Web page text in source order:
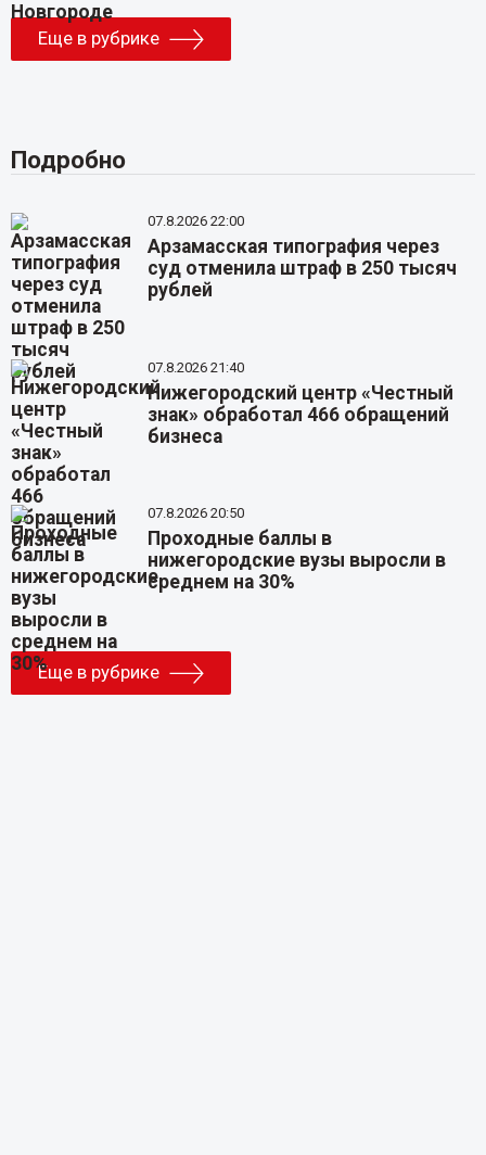
Еще в рубрике
Подробно
07.8.2026 22:00
Арзамасская типография через
суд отменила штраф в 250 тысяч
рублей
07.8.2026 21:40
Нижегородский центр «Честный
знак» обработал 466 обращений
бизнеса
07.8.2026 20:50
Проходные баллы в
нижегородские вузы выросли в
среднем на 30%
Еще в рубрике